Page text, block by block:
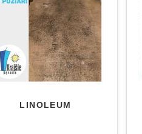
LINOLEUM